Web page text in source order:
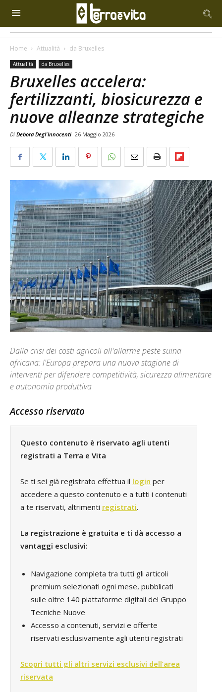
Home Attualità da Bruxelles
Attualità da Bruxelles
Bruxelles accelera:
fertilizzanti, biosicurezza e
nuove alleanze strategiche
Di Debora Degl'Innocenti 26 Maggio 2026
Dalla crisi dei costi agricoli all'allarme peste suina
africana: l'Europa prepara una nuova stagione di
interventi per difendere competitività, sicurezza alimentare
e autonomia produttiva
Accesso riservato
Questo contenuto è riservato agli utenti
registrati a Terra e Vita
Se ti sei già registrato effettua il login per
accedere a questo contenuto e a tutti i contenuti
a te riservati, altrimenti registrati.
La registrazione è gratuita e ti dà accesso a
vantaggi esclusivi:
Navigazione completa tra tutti gli articoli
premium selezionati ogni mese, pubblicati
sulle oltre 140 piattaforme digitali del Gruppo
Tecniche Nuove
Accesso a contenuti, servizi e offerte
riservati esclusivamente agli utenti registrati
Scopri tutti gli altri servizi esclusivi dell’area
riservata